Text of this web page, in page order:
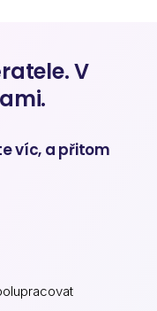
V
víc, a přitom